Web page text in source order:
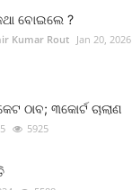
ବୋଇଲେ ?
Kumar Rout Jan 20, 2026
ଠାବ; ୩କୋର୍ଟ ଚାଲାଣ
5925